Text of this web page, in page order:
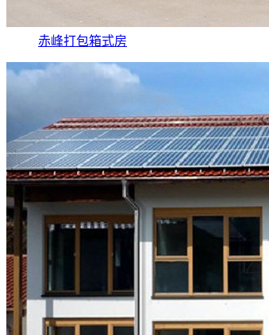
赤峰打包箱式房